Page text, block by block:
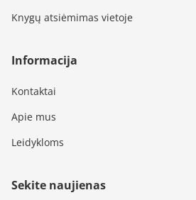
Knygų atsiėmimas vietoje
Informacija
Kontaktai
Apie mus
Leidykloms
Sekite naujienas